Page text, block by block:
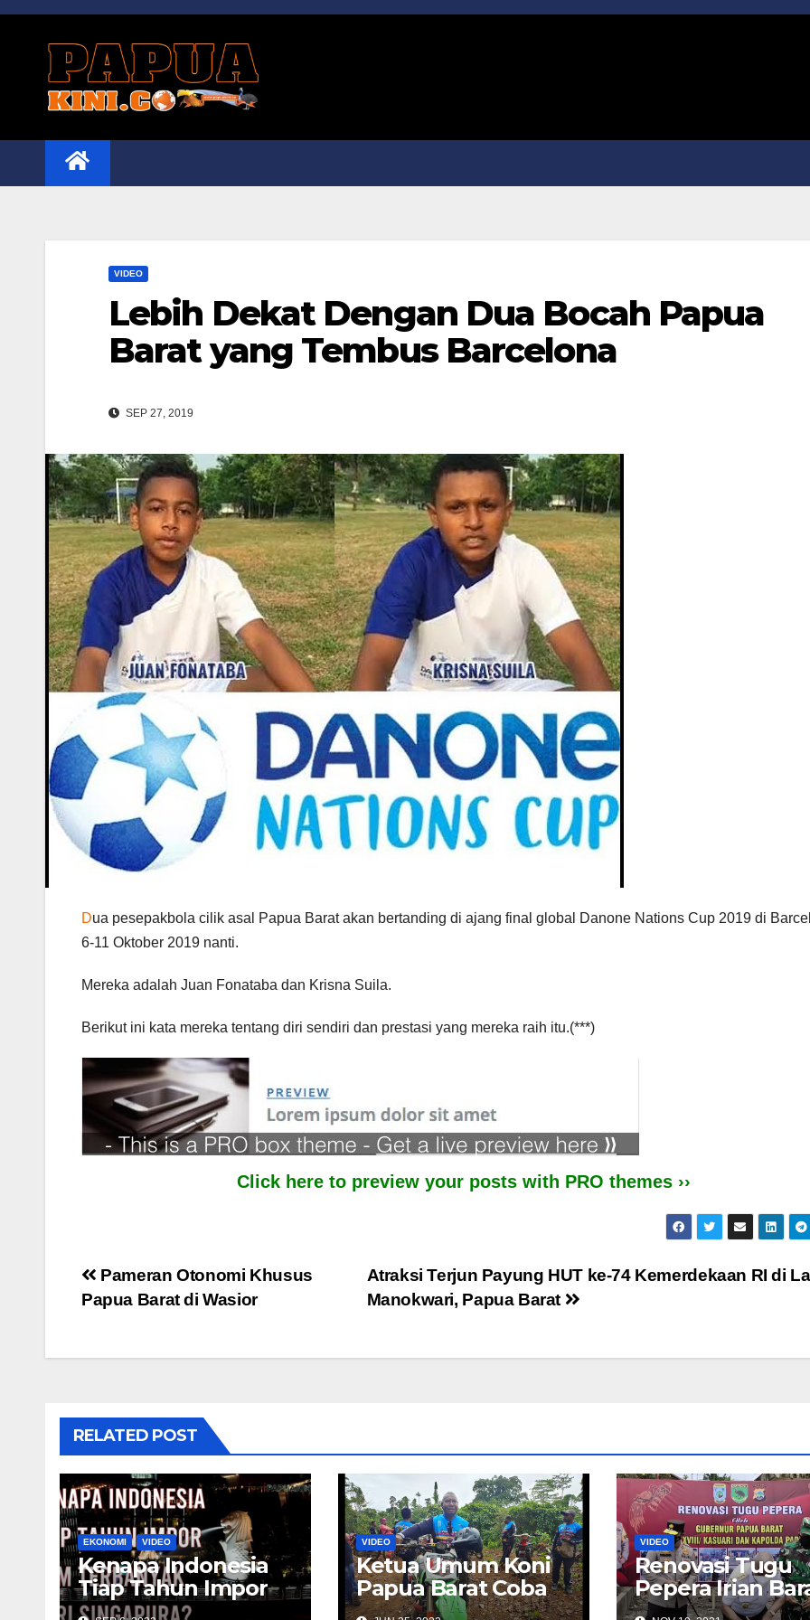
Skip
VIDEO
Lebih Dekat Dengan Dua Bocah Papua
Barat yang Tembus Barcelona
SEP 27, 2019
Dua pesepakbola cilik asal Papua Barat akan bertanding di ajang final global Danone Nations Cup 2019 di
6-11 Oktober 2019 nanti.
Mereka adalah Juan Fonataba dan Krisna Suila.
Berikut ini kata mereka tentang diri sendiri dan prestasi yang mereka raih itu.(***)
Click here to preview your posts with PRO themes ››
Post
navigation
Atraksi Terjun Payung HUT ke-74 Kemerdekaan RI di
Manokwari, Papua Barat
Pameran Otonomi Khusus
Papua Barat di Wasior
RELATED POST
EKONOMI VIDEO
Kenapa Indonesia
Tiap Tahun Impor
Jutaan Ton BBM
VIDEO
Ketua Umum Koni
Papua Barat Coba
Jalur Trabas
VIDEO
Renovasi Tugu
Pepera Irian
di Manokwari